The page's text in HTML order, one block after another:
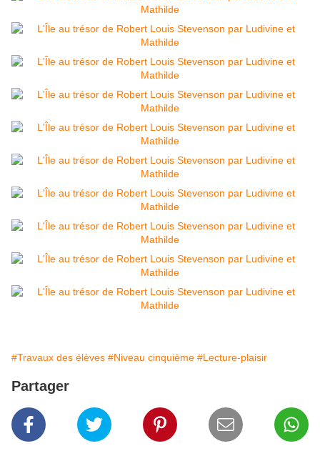
#Travaux des élèves #Niveau cinquième #Lecture-plaisir
Partager